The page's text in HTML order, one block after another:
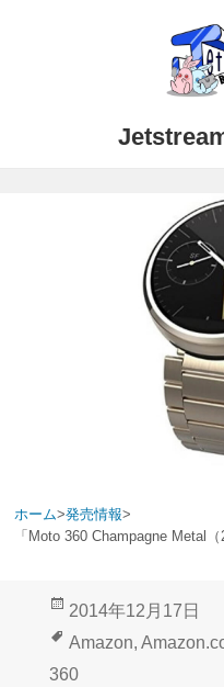
ホーム>発売情報>
「Moto 360 Champagne Metal
投
稿
日:
2014年12月17日
タ
グ
Amazon,
360